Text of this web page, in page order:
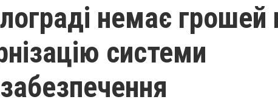
немає грошей
системи